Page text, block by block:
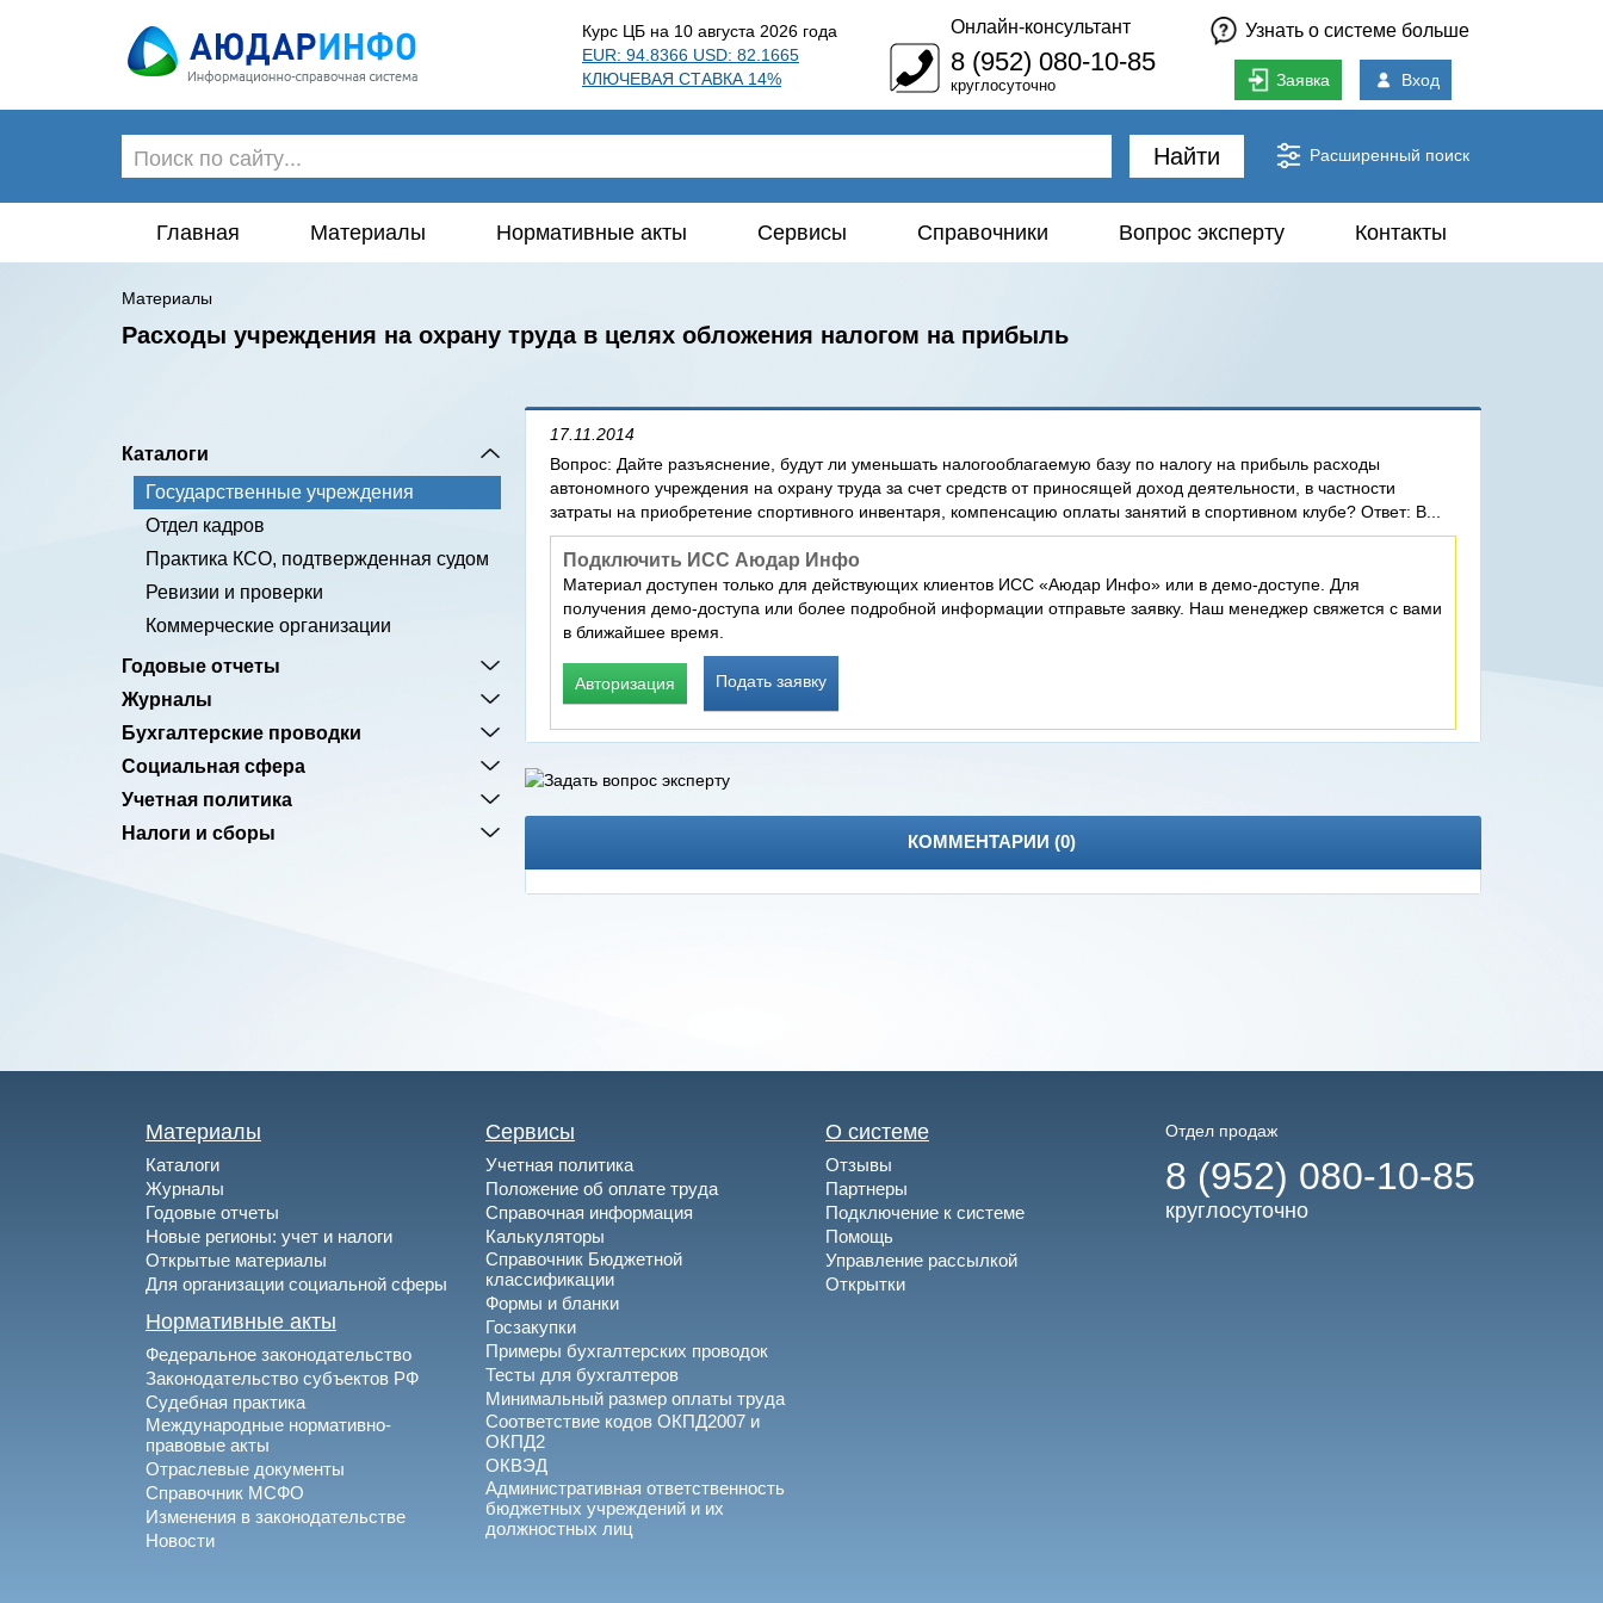
Курс ЦБ на 10 августа 2026 года
EUR: 94.8366 USD: 82.1665
КЛЮЧЕВАЯ СТАВКА 14%
Онлайн-консультант
8 (952) 080-10-85
круглосуточно
Узнать о системе больше
Заявка Вход
Найти Расширенный поиск
Главная Материалы Нормативные акты Сервисы Справочники Вопрос эксперту Контакты
Материалы
Расходы учреждения на охрану труда в целях обложения налогом на прибыль
Каталоги
Государственные учреждения
Отдел кадров
Практика КСО, подтвержденная судом
Ревизии и проверки
Коммерческие организации
Годовые отчеты
Журналы
Бухгалтерские проводки
Социальная сфера
Учетная политика
Налоги и сборы
17.11.2014
Вопрос: Дайте разъяснение, будут ли уменьшать налогооблагаемую базу по налогу на прибыль расходы
автономного учреждения на охрану труда за счет средств от приносящей доход деятельности, в частности
затраты на приобретение спортивного инвентаря, компенсацию оплаты занятий в спортивном клубе? Ответ: В...
Подключить ИСС Аюдар Инфо
Материал доступен только для действующих клиентов ИСС «Аюдар Инфо» или в демо-доступе. Для
получения демо-доступа или более подробной информации отправьте заявку. Наш менеджер свяжется с вами
в ближайшее время.
Авторизация Подать заявку
КОММЕНТАРИИ (0)
Материалы
Каталоги
Журналы
Годовые отчеты
Новые регионы: учет и налоги
Открытые материалы
Для организации социальной сферы
Нормативные акты
Федеральное законодательство
Законодательство субъектов РФ
Судебная практика
Международные нормативно-
правовые акты
Отраслевые документы
Справочник МСФО
Изменения в законодательстве
Новости
Сервисы
Учетная политика
Положение об оплате труда
Справочная информация
Калькуляторы
Справочник Бюджетной
классификации
Формы и бланки
Госзакупки
Примеры бухгалтерских проводок
Тесты для бухгалтеров
Минимальный размер оплаты труда
Соответствие кодов ОКПД2007 и
ОКПД2
ОКВЭД
Административная ответственность
бюджетных учреждений и их
должностных лиц
О системе
Отзывы
Партнеры
Подключение к системе
Помощь
Управление рассылкой
Открытки
Отдел продаж
8 (952) 080-10-85
круглосуточно